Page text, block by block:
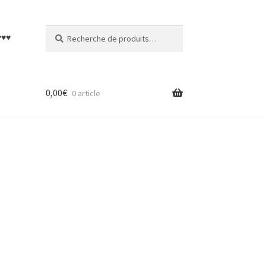
pour :
0,00€ 0 article